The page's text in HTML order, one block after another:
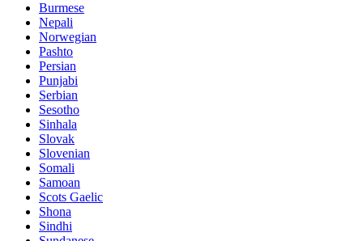
Burmese
Nepali
Norwegian
Pashto
Persian
Punjabi
Serbian
Sesotho
Sinhala
Slovak
Slovenian
Somali
Samoan
Scots Gaelic
Shona
Sindhi